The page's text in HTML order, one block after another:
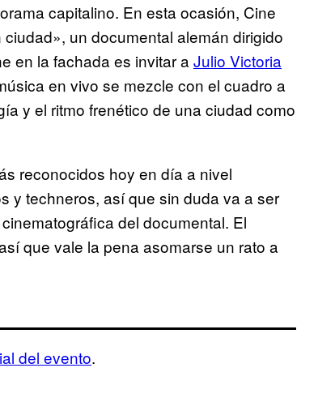
capitalino. En esta ocasión, Cine
un documental alemán dirigido
en la fachada es invitar a Julio Victoria
en vivo se mezcle con el cuadro a
y el ritmo frenético de una ciudad como
reconocidos hoy en día a nivel
y techneros, así que sin duda va a ser
del documental. El
que vale la pena asomarse un rato a
del evento.